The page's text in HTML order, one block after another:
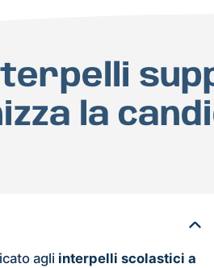
la
agli interpelli scolastici a